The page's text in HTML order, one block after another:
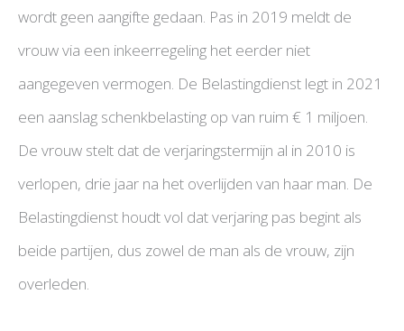
wordt geen aangifte gedaan. Pas in 2019 meldt de
vrouw via een inkeerregeling het eerder niet
aangegeven vermogen. De Belastingdienst legt in 2021
een aanslag schenkbelasting op van ruim € 1 miljoen.
De vrouw stelt dat de verjaringstermijn al in 2010 is
verlopen, drie jaar na het overlijden van haar man. De
Belastingdienst houdt vol dat verjaring pas begint als
beide partijen, dus zowel de man als de vrouw, zijn
overleden.